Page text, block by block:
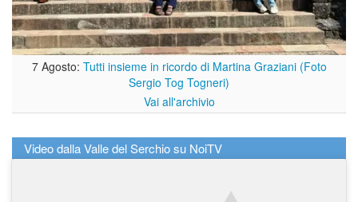
7 Agosto: Tutti insieme in ricordo di Martina Graziani (Foto
Sergio Tog Togneri)
Vai all'archivio
Video dalla Valle del Serchio su NoiTV